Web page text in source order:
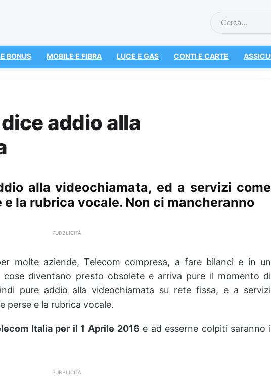
BONUS MOBILE E FIBRA LUCE E GAS CONTI E CARTE
addio alla
alla videochiamata, ed a servizi come
la rubrica vocale. Non ci mancheranno
PUBBLICITÀ
molte aziende, Telecom compresa, a fare bilanci e in un
diventano presto obsolete e arriva pure il momento di
pure addio alla videochiamata su rete fissa, e a servizi
perse e la rubrica vocale.
Italia per il 1 Aprile 2016 e ad esserne colpiti saranno i
PUBBLICITÀ